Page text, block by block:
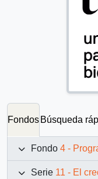
Fondos Búsqueda
Fondo 4 -
Serie 11 - El